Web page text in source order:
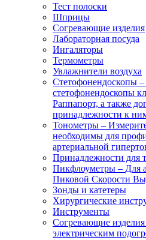
Тест полоски
Шприцы
Согревающие изделия
Лабораторная посуда
Ингаляторы
Термометры
Увлажнители воздуха
Стетофонендоскопы –
стетофонендоскопы
Раппапорт, а также
принадлежности к
Тонометры –
необходимы для
артериальной
Принадлежности для
Пикфлоуметры – Для
Пиковой Скорости
Зонды и катетеры
Хирургические
Инструменты
Согревающие изделия
электрическим